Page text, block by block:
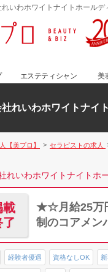
いわホワイトナイトホール
エステティシャン 美
れいわホワイトナイ
【美プロ】 セラピストの求人
れいわホワイトナイトホ
載
了
★☆月給25万
制のコアメン
経験者優遇 資格なしOK